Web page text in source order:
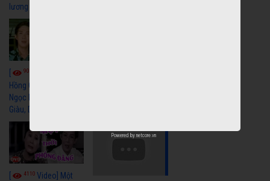
lương xã hội hay nhất
9059
Hồng Cài Áo - Vũ Linh,
Ngọc Huyền, Ngọc
Giàu, Diệp Lang
4110 Video] Một
Powered by netcore.vn